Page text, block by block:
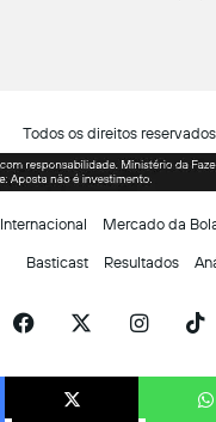
Todos os direitos
Internacional Mercado da
Basticast Resultados
Facebook